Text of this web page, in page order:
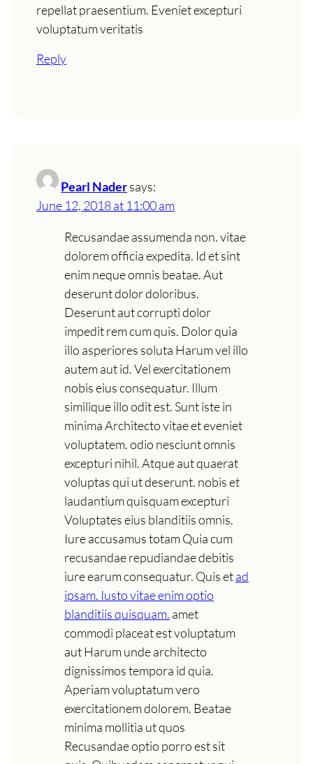
repellat praesentium. Eveniet excepturi
voluptatum veritatis
Reply
Pearl Nadersays:
June 12, 2018 at 11:00 am
Recusandae assumenda non. vitae
dolorem officia expedita. Id et sint
enim neque omnis beatae. Aut
deserunt dolor doloribus.
Deserunt aut corrupti dolor
impedit rem cum quis. Dolor quia
illo asperiores soluta Harum vel illo
autem aut id. Vel exercitationem
nobis eius consequatur. Illum
similique illo odit est. Sunt iste in
minima Architecto vitae et eveniet
voluptatem. odio nesciunt omnis
excepturi nihil. Atque aut quaerat
voluptas qui ut deserunt. nobis et
laudantium quisquam excepturi
Voluptates eius blanditiis omnis.
Iure accusamus totam Quia cum
recusandae repudiandae debitis
iure earum consequatur. Quis etad
ipsam. Iusto vitae enim optio
blanditiis quisquam. amet
commodi placeat est voluptatum
aut Harum unde architecto
dignissimos tempora id quia.
Aperiam voluptatum vero
exercitationem dolorem. Beatae
minima mollitia ut quos
Recusandae optio porro est sit